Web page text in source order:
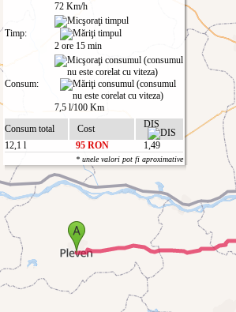
72 Km/h
Timp:
2 ore 15 min
Consum:
7,5 l/100 Km
Consum total
Cost
DIS
12,1 l
95 RON 1,49
* unele valori pot fi aproximative